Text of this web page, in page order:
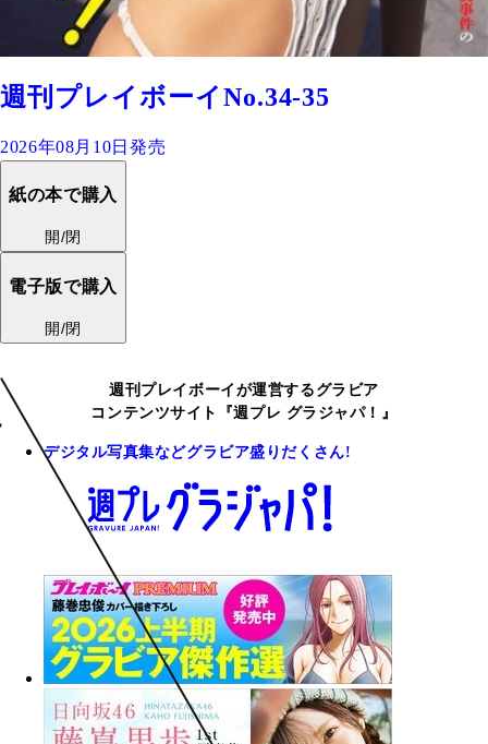
週刊プレイボーイNo.34-35
2026年08月10日発売
紙の本で購入
開/閉
電子版で購入
開/閉
週刊プレイボーイが運営するグラビア
コンテンツサイト『週プレ グラジャパ！』
デジタル写真集などグラビア盛りだくさん!